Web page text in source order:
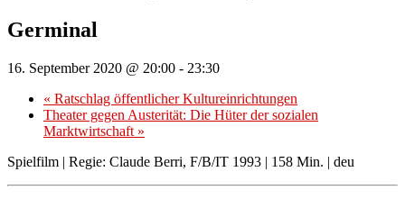
Germinal
16. September 2020 @ 20:00 - 23:30
« Ratschlag öffentlicher Kultureinrichtungen
Theater gegen Austerität: Die Hüter der sozialen
Marktwirtschaft »
Spielfilm | Regie: Claude Berri, F/B/IT 1993 | 158 Min. | deu